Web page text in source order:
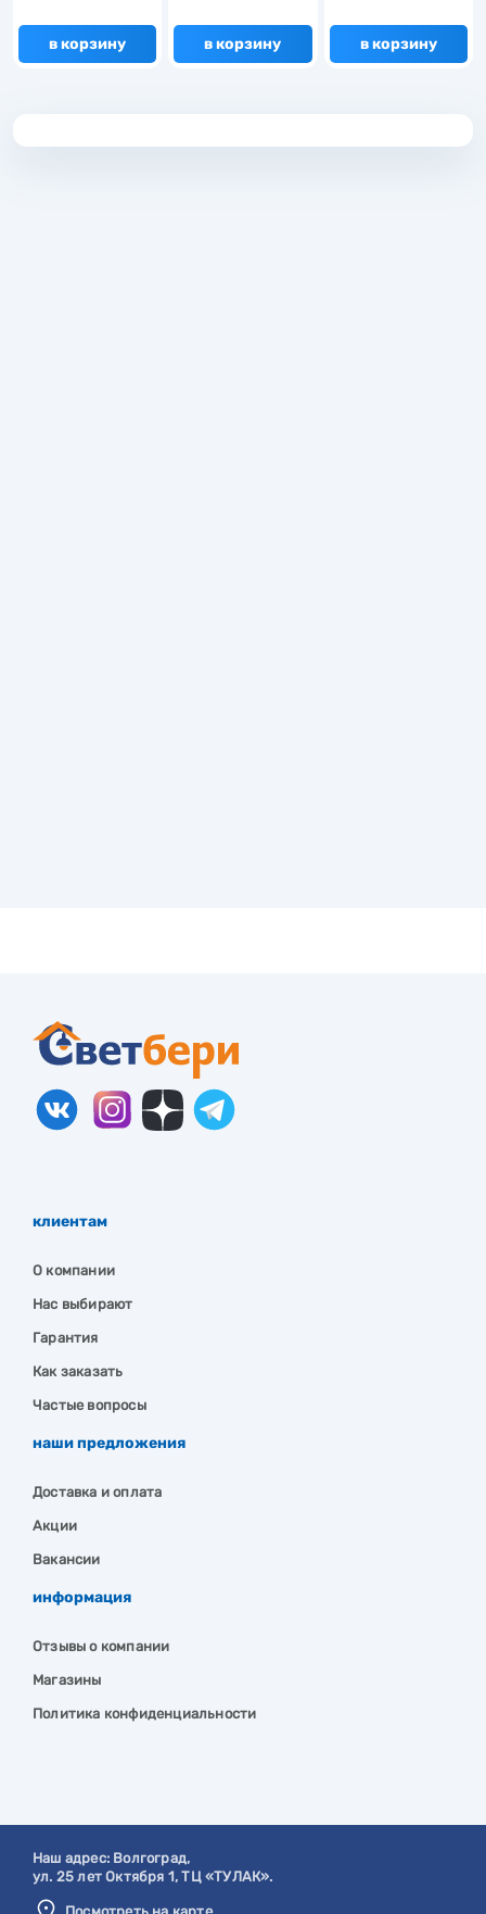
в корзину в корзину в корзину
клиентам
О компании
Нас выбирают
Гарантия
Как заказать
Частые вопросы
наши предложения
Доставка и оплата
Акции
Вакансии
информация
Отзывы о компании
Магазины
Политика конфиденциальности
Наш адрес: Волгоград,
ул. 25 лет Октября 1, ТЦ «ТУЛАК».